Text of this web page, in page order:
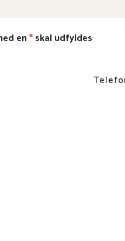
en*skal udfyldes